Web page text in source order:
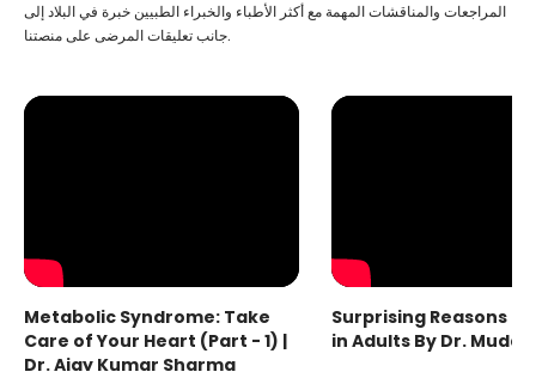
المراجعات والمناقشات المهمة مع أكثر الأطباء والخبراء الطبيين خبرة في البلاد إلى
جانب تعليقات المرضى على منصتنا.
Metabolic Syndrome: Take
Care of Your Heart (Part - 1) |
Dr. Ajay Kumar Sharma
Surprising Reasons
in Adults By Dr.